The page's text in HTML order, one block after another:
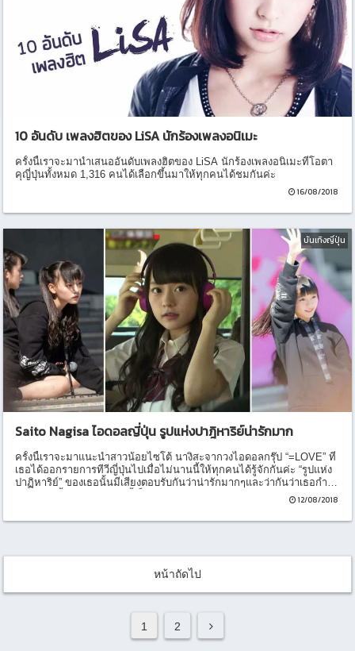
10 อันดับ เพลงฮิตของ LiSA นักร้องเพลงอนิเมะ
ครั้งนี้เราจะมานำเสนออันดับเพลงฮิตของ LiSA นักร้องเพลงอนิเมะที่โอตา
คุญี่ปุ่นทั้งหมด 1,316 คนได้เลือกขึ้นมาให้ทุกคนได้ชมกันค่ะ
16/08/2018
บันเทิงญี่ปุ่น
Saito Nagisa ไอดอลญี่ปุ่น รูปแห่งปาฎิหาริย์น่ารักมาก
ครั้งนี้เราจะมาแนะนำสาวน้อยไซโต้ นางิสะจากวงไอดอลกรุ๊ป “=LOVE” ที่
เธอได้ออกรายการทีวีญี่ปุ่นไปเมื่อไม่นานนี้ให้ทุกคนได้รู้จักกันค่ะ “รูปแห่ง
ปาฏิหาริย์” ของเธอนั้นมีเสียงตอบรับกันว่าน่ารักมากๆและว่ากันว่าเธอกำลัง
12/08/2018
หน้าถัดไป
1 2